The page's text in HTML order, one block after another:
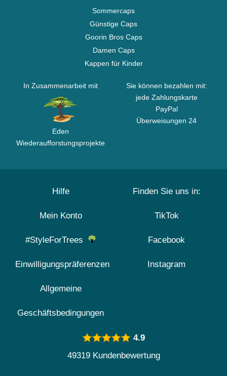
Sommercaps
Günstige Caps
Goorin Bros Caps
Damen Caps
Kappen für Kinder
In Zusammenarbeit mit
Eden
Wiederaufforstungsprojekte
Sie können bezahlen mit:
jede Zahlungskarte
PayPal
Überweisungen 24
Hilfe
Mein Konto
#StyleForTrees
Einwilligungspräferenzen
Allgemeine
Geschäftsbedingungen
Finden Sie uns in:
TikTok
Facebook
Instagram
4.9
49319 Kundenbewertung